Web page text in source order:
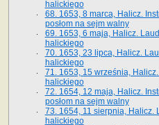
halickiego
68. 1653, 8 marca, Halicz.
posłom na sejm walny
69. 1653, 6 maja, Halicz.
halickiego
70. 1653, 23 lipca, Halicz.
halickiego
71. 1653, 15 września,
halickiego
72. 1654, 12 maja, Halicz.
posłom na sejm walny
73. 1654, 11 sierpnia, Halicz.
halickiego